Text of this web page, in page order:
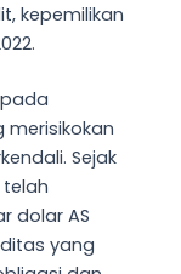
kepemilikan
Sejak
dolar AS
yang